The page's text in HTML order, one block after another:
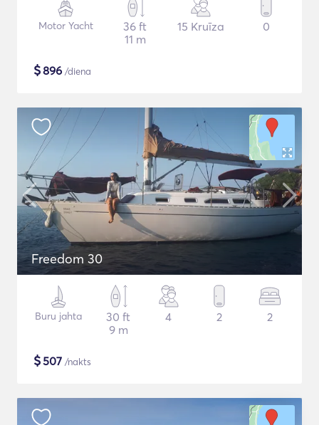
Motor Yacht
36 ft
11 m
15 Kruīza 0
$896 /diena
Freedom 30
Buru jahta
30 ft
9 m
4 2 2
$507 /nakts